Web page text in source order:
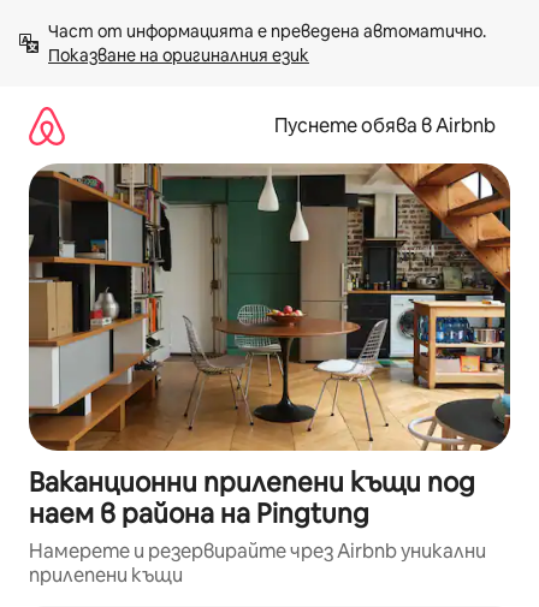
към
съдържанието
Показване на оригиналния език
Пуснете обява в Airbnb
Ваканционни прилепени къщи под
наем в района на Pingtung
Намерете и резервирайте чрез Airbnb уникални
прилепени къщи